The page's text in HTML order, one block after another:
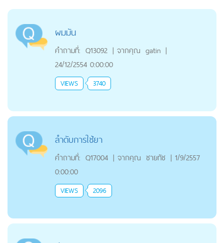
ผมมัน
คำถามที่: Q13092 | จากคุณ gatin |
24/12/2554 0:00:00
VIEWS 3740
ลำดับการใช้ยา
คำถามที่: Q17004 | จากคุณ ชายทัช | 1/9/2557
0:00:00
VIEWS 2096